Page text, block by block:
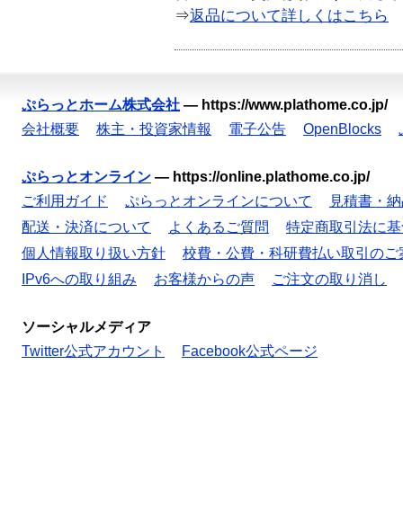
⇒返品について詳しくはこちら
ぷらっとホーム株式会社 — https://www.plathome.co.jp/
会社概要
株主・投資家情報 電子公告 OpenBlocks
ぷらっとオンライン — https://online.plathome.co.jp/
ご利用ガイド
ぷらっとオンラインについて
見積書・
配送・決済について
よくあるご質問
特定商取引法に
個人情報取り扱い方針
校費・公費・科研費払い取引のご
IPv6への取り組み
お客様からの声 ご注文の取り消し
ソーシャルメディア
Twitter公式アカウント
Facebook公式ページ